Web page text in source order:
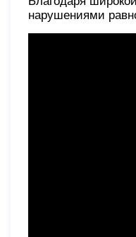
нарушениями